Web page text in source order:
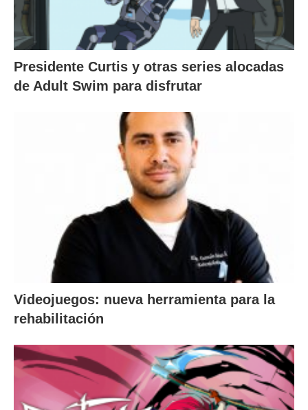
Presidente Curtis y otras series alocadas
de Adult Swim para disfrutar
Videojuegos: nueva herramienta para la
rehabilitación